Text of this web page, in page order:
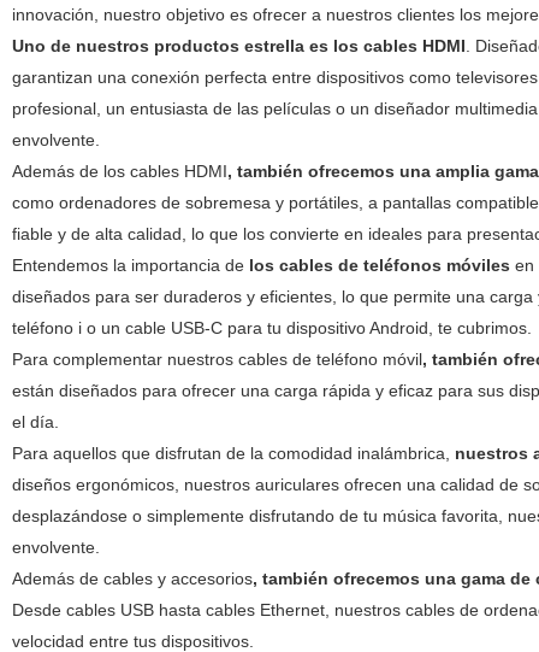
innovación, nuestro objetivo es ofrecer a nuestros clientes los
Uno de nuestros productos estrella es los cables HDMI .
garantizan una conexión perfecta entre dispositivos como
profesional, un entusiasta de las películas o un diseñador
envolvente.
Además de los cables HDMI, también ofrecemos una amplia
como ordenadores de sobremesa y portátiles, a pantallas
fiable y de alta calidad, lo que los convierte en ideales para
Entendemos la importancia delos cables de teléfonos móviles en
diseñados para ser duraderos y eficientes, lo que permite una
teléfono i o un cable USB-C para tu dispositivo Android, te cubrimos.
Para complementar nuestros cables de teléfono móvil, también
están diseñados para ofrecer una carga rápida y eficaz para sus
el día.
Para aquellos que disfrutan de la comodidad inalámbrica,
nuestros
diseños ergonómicos, nuestros auriculares ofrecen una calidad de
desplazándose o simplemente disfrutando de tu música favorita,
envolvente.
Además de cables y accesorios, también ofrecemos una gama
Desde cables USB hasta cables Ethernet, nuestros cables de
velocidad entre tus dispositivos.